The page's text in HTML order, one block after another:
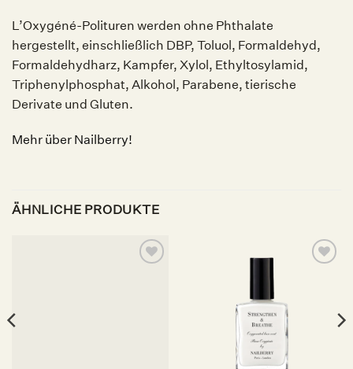
L’Oxygéné-Polituren werden ohne Phthalate
hergestellt, einschließlich DBP, Toluol, Formaldehyd,
Formaldehydharz, Kampfer, Xylol, Ethyltosylamid,
Triphenylphosphat, Alkohol, Parabene, tierische
Derivate und Gluten.
Mehr über Nailberry!
ÄHNLICHE PRODUKTE